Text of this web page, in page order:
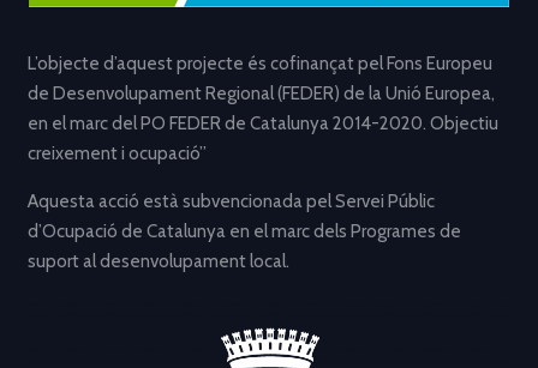
L’objecte d’aquest projecte és cofinançat pel Fons Europeu
de Desenvolupament Regional (FEDER) de la Unió Europea,
en el marc del PO FEDER de Catalunya 2014-2020. Objectiu
creixement i ocupació”
Aquesta acció està subvencionada pel Servei Públic
d’Ocupació de Catalunya en el marc dels Programes de
suport al desenvolupament local.